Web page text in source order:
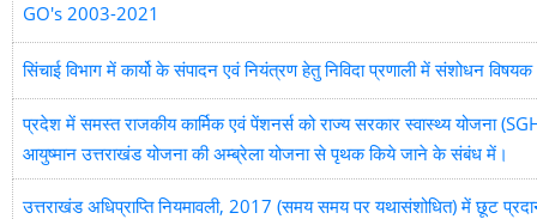
GO's 2003-2021
सिंचाई विभाग में कार्यो के संपादन एवं नियंत्रण हेतु निविदा प्रणाली में संशोधन
प्रदेश में समस्त राजकीय कार्मिक एवं पेंशनर्स को राज्य सरकार स्वास्थ्य योजना
आयुष्मान उत्तराखंड योजना की अम्ब्रेला योजना से पृथक किये जाने के संबंध में।
उत्तराखंड अधिप्राप्ति नियमावली, 2017 (समय समय पर यथासंशोधित) में छूट